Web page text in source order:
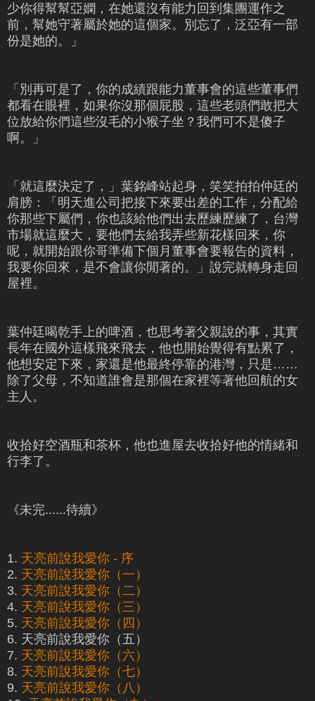
少你得幫幫亞嫻，在她還沒有能力回到集團運作之
前，幫她守著屬於她的這個家。別忘了，泛亞有一部
份是她的。」
「別再可是了，你的成績跟能力董事會的這些董事們
都看在眼裡，如果你沒那個屁股，這些老頭們敢把大
位放給你們這些沒毛的小猴子坐？我們可不是傻子
啊。」
「就這麼決定了，」葉銘峰站起身，笑笑拍拍仲廷的
肩膀：「明天進公司把接下來要出差的工作，分配給
你那些下屬們，你也該給他們出去歷練歷練了，台灣
市場就這麼大，要他們去給我弄些新花樣回來，你
呢，就開始跟你哥準備下個月董事會要報告的資料，
我要你回來，是不會讓你閒著的。」說完就轉身走回
屋裡。
葉仲廷喝乾手上的啤酒，也思考著父親說的事，其實
長年在國外這樣飛來飛去，他也開始覺得有點累了，
他想安定下來，家還是他最終停靠的港灣，只是……
除了父母，不知道誰會是那個在家裡等著他回航的女
主人。
收拾好空酒瓶和茶杯，他也進屋去收拾好他的情緒和
行李了。
《未完......待續》
1. 天亮前說我愛你 - 序
2. 天亮前說我愛你（一）
3. 天亮前說我愛你（二）
4. 天亮前說我愛你（三）
5. 天亮前說我愛你（四）
6. 天亮前說我愛你（五）
7. 天亮前說我愛你（六）
8. 天亮前說我愛你（七）
9. 天亮前說我愛你（八）